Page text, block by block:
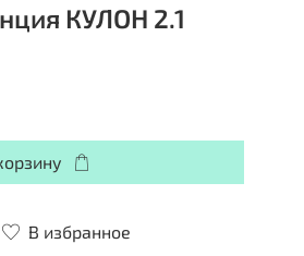
КУЛОН 2.1
В избранное